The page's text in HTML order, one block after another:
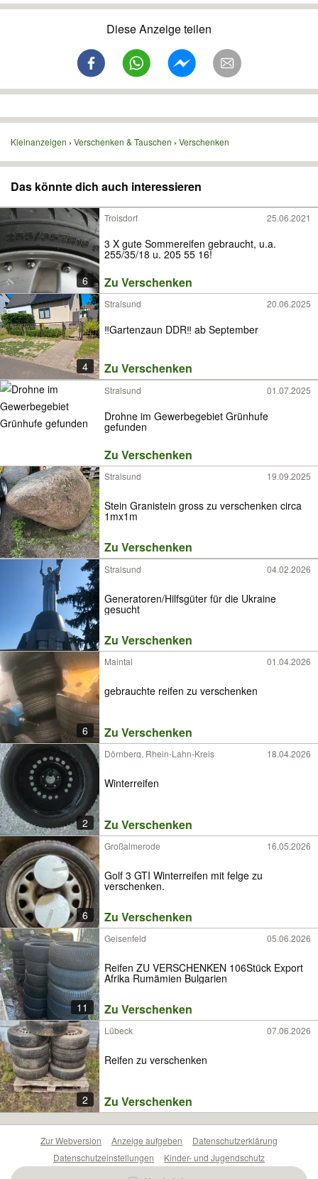
Diese Anzeige teilen
Kleinanzeigen Verschenken & Tauschen Verschenken
Das könnte dich auch interessieren
6
Troisdorf 25.06.2021
3 X gute Sommereifen gebraucht, u.a.
255/35/18 u. 205 55 16!
Zu Verschenken
4
Stralsund 20.06.2025
‼️Gartenzaun DDR‼️ ab September
Zu Verschenken
Stralsund 01.07.2025
Drohne im Gewerbegebiet Grünhufe
gefunden
Zu Verschenken
Stralsund 19.09.2025
Stein Granistein gross zu verschenken circa
1mx1m
Zu Verschenken
Stralsund 04.02.2026
Generatoren/Hilfsgüter für die Ukraine
gesucht
Zu Verschenken
6
Maintal 01.04.2026
gebrauchte reifen zu verschenken
Zu Verschenken
2
Dörnberg, Rhein-Lahn-Kreis 18.04.2026
Winterreifen
Zu Verschenken
6
Großalmerode 16.05.2026
Golf 3 GTI Winterreifen mit felge zu
verschenken.
Zu Verschenken
11
Geisenfeld 05.06.2026
Reifen ZU VERSCHENKEN 106Stück Export
Afrika Rumämien Bulgarien
Zu Verschenken
2
Lübeck 07.06.2026
Reifen zu verschenken
Zu Verschenken
Zur Webversion Anzeige aufgeben
Datenschutzerklärung
Datenschutzeinstellungen
Kinder- und Jugendschutz
Barrierefreiheitserklärung